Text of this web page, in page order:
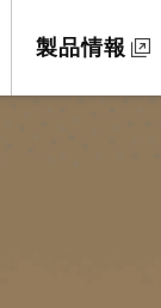
製品情報